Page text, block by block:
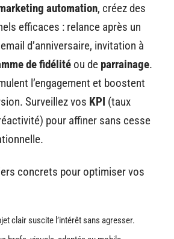
automation, créez des
efficaces : relance après un
d’anniversaire, invitation à
de fidélité ou de parrainage.
l’engagement et boostent
Surveillez vos KPI (taux
pour affiner sans cesse
concrets pour optimiser vos
clair suscite l’intérêt sans agresser.